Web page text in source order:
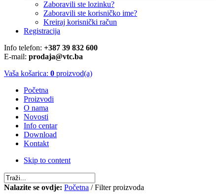
Zaboravili ste lozinku?
Zaboravili ste korisničko ime?
Kreiraj korisnički račun
Registracija
Info telefon: +387 39 832 600
E-mail: prodaja@vtc.ba
Vaša košarica: 0 proizvod(a)
Početna
Proizvodi
O nama
Novosti
Info centar
Download
Kontakt
Skip to content
Nalazite se ovdje: Početna / Filter proizvoda